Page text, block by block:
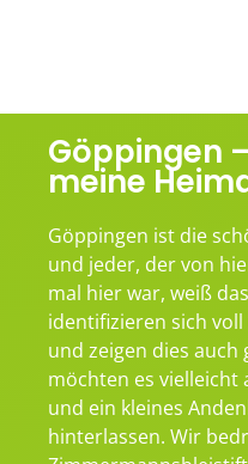
Göppingen
meine
Göppingen ist die
und jeder, der von
mal hier war, weiß
identifizieren sich
und zeigen dies
möchten es vielleicht
und ein kleines
hinterlassen. Wir